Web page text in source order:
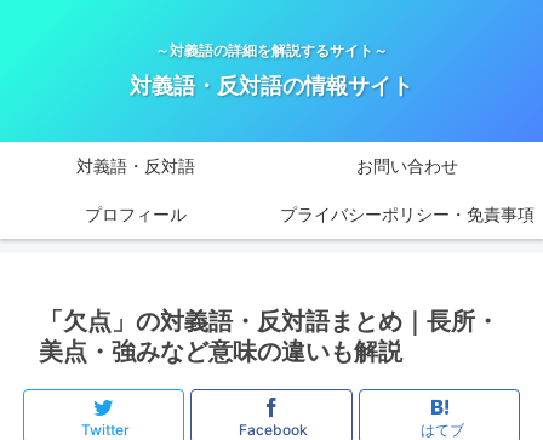
～対義語の詳細を解説するサイト～
対義語・反対語の情報サイト
対義語・反対語 お問い合わせ
プロフィール プライバシーポリシー・免責事項
「欠点」の対義語・反対語まとめ｜長所・
美点・強みなど意味の違いも解説
Twitter Facebook はてブ